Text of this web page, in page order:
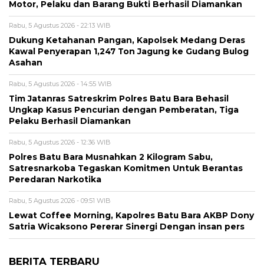
Motor, Pelaku dan Barang Bukti Berhasil Diamankan
Rabu, 5 Agustus 2026 - 22:13 WIB
Dukung Ketahanan Pangan, Kapolsek Medang Deras
Kawal Penyerapan 1,247 Ton Jagung ke Gudang Bulog
Asahan
Rabu, 5 Agustus 2026 - 14:55 WIB
Tim Jatanras Satreskrim Polres Batu Bara Behasil
Ungkap Kasus Pencurian dengan Pemberatan, Tiga
Pelaku Berhasil Diamankan
Rabu, 5 Agustus 2026 - 12:36 WIB
Polres Batu Bara Musnahkan 2 Kilogram Sabu,
Satresnarkoba Tegaskan Komitmen Untuk Berantas
Peredaran Narkotika
Rabu, 5 Agustus 2026 - 09:51 WIB
Lewat Coffee Morning, Kapolres Batu Bara AKBP Dony
Satria Wicaksono Pererar Sinergi Dengan insan pers
BERITA TERBARU